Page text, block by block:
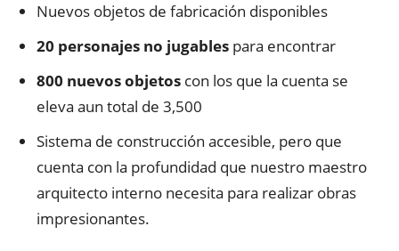
Nuevos objetos de fabricación disponibles
20 personajes no jugables para encontrar
800 nuevos objetos con los que la cuenta se
eleva aun total de 3,500
Sistema de construcción accesible, pero que
cuenta con la profundidad que nuestro maestro
arquitecto interno necesita para realizar obras
impresionantes.